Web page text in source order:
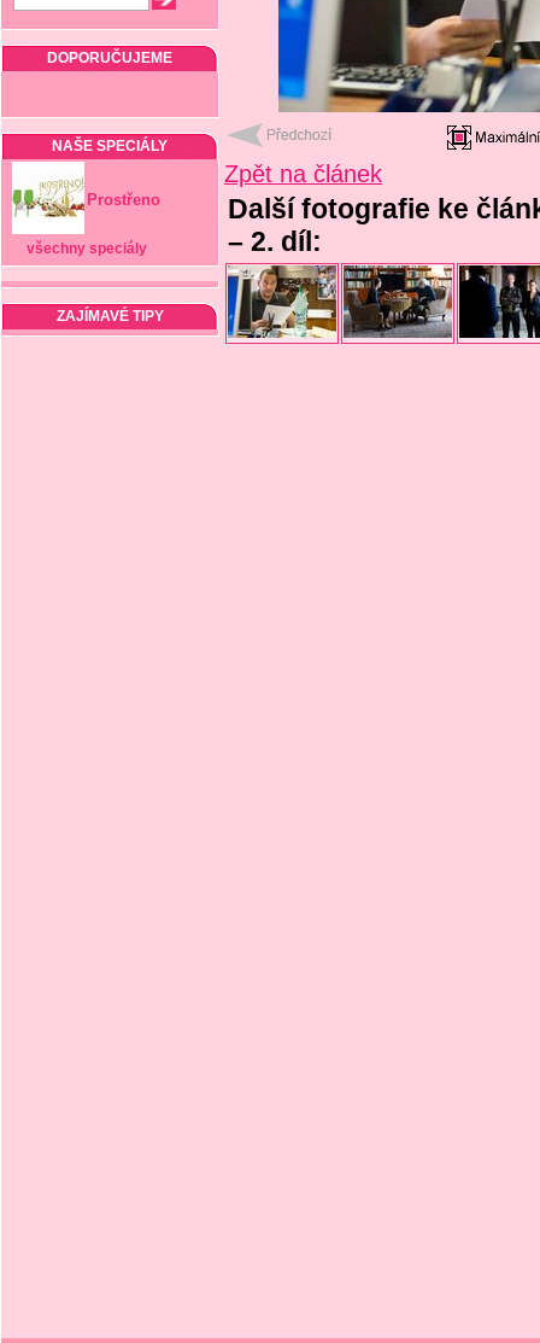
DOPORUČUJEME
NAŠE SPECIÁLY
Prostřeno
všechny speciály
ZAJÍMAVÉ TIPY
Zpět na článek
Další fotografie ke
– 2. díl: